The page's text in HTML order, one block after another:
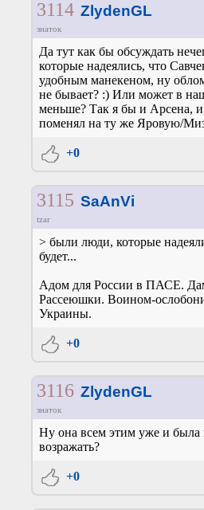
3114 ZlydenGL
знаток
Да тут как бы обсуждать
которые надеялись, что
удобным манекеном, ну
не бывает? :) Или может в
меньше? Так я бы и Арсена,
поменял на ту же Яровую/
+0
3115 SaAnVi
tzar
> были люди, которые
будет...
Адом для России в ПАСЕ.
Рассеюшки. Воином-
Украины.
+0
3116 ZlydenGL
знаток
Ну она всем этим уже и была
возражать?
+0